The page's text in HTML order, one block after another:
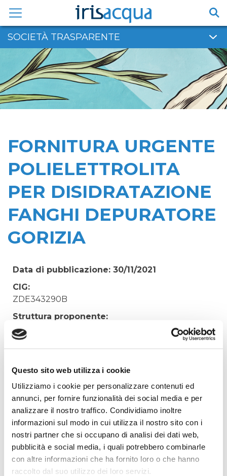
Questo sito web utilizza i cookie
Utilizziamo i cookie per personalizzare contenuti ed
annunci, per fornire funzionalità dei social media e per
analizzare il nostro traffico. Condividiamo inoltre
informazioni sul modo in cui utilizza il nostro sito con i
nostri partner che si occupano di analisi dei dati web,
pubblicità e social media, i quali potrebbero combinarle
con altre informazioni che ha fornito loro o che hanno
raccolto dal suo utilizzo dei loro servizi.
contenuto
SOCIETÀ TRASPARENTE
FORNITURA URGENTE
POLIELETTROLITA
PER DISIDRATAZIONE
FANGHI DEPURATORE
GORIZIA
Data di pubblicazione: 30/11/2021
CIG:
ZDE343290B
Struttura proponente:
'Irisacqua srl P.I./C.F. 01070220312. - Ufficio
Tecnico
FORNITURA URGENTE POLIELETTROLITA PER
DISIDRATAZIONE FANGHI DEPURATORE
GORIZIA
Elenco operatori invitati:
Procedura di scelta:
Affidamento ai sensi del Regolamento Generale
Aziendale per Lavori Servizi e Forniture